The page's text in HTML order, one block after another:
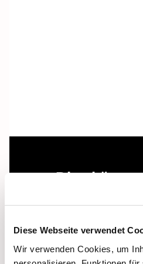
Diese Webseite verwendet
Wir verwenden Cookies, um
Dies